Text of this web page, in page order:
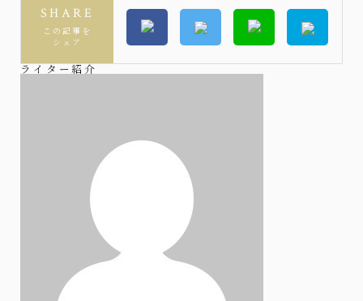
SHARE
この記事を
シェア
ライター紹介